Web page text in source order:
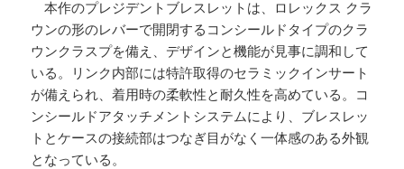
本作のプレジデントブレスレットは、ロレックス クラ
ウンの形のレバーで開閉するコンシールドタイプのクラ
ウンクラスプを備え、デザインと機能が見事に調和して
いる。リンク内部には特許取得のセラミックインサート
が備えられ、着用時の柔軟性と耐久性を高めている。コ
ンシールドアタッチメントシステムにより、ブレスレッ
トとケースの接続部はつなぎ目がなく一体感のある外観
となっている。